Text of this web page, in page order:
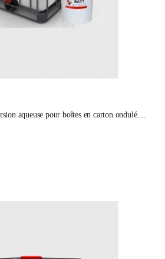
aqueuse pour boîtes en carton ondulé.